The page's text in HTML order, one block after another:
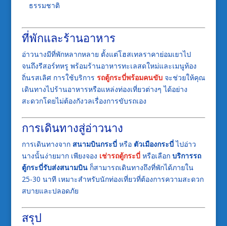
ธรรมชาติ
ที่พักและร้านอาหาร
อ่าวนางมีที่พักหลากหลาย ตั้งแต่โฮสเทลราคาย่อมเยาไป
จนถึงรีสอร์ทหรู พร้อมร้านอาหารทะเลสดใหม่และเมนูท้อง
ถิ่นรสเลิศ การใช้บริการ รถตู้กระบี่พร้อมคนขับจะช่วยให้คุณ
เดินทางไปร้านอาหารหรือแหล่งท่องเที่ยวต่างๆ ได้อย่าง
สะดวกโดยไม่ต้องกังวลเรื่องการขับรถเอง
การเดินทางสู่อ่าวนาง
การเดินทางจาก สนามบินกระบี่หรือ ตัวเมืองกระบี่ไปอ่าว
นางนั้นง่ายมาก เพียงจอง เช่ารถตู้กระบี่หรือเลือก บริการรถ
ตู้กระบี่รับส่งสนามบินก็สามารถเดินทางถึงที่พักได้ภายใน
25-30 นาที เหมาะสำหรับนักท่องเที่ยวที่ต้องการความสะดวก
สบายและปลอดภัย
สรุป